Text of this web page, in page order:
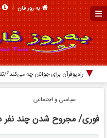
به روز فان
رادیوقرآن برای جوانان چه
سیاسی و اجتماعی
فوری/ مجروح شدن چند نفر